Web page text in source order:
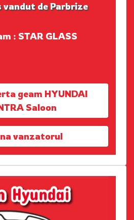
vandut de Parbrize
: STAR GLASS
geam HYUNDAI
Saloon
vanzatorul